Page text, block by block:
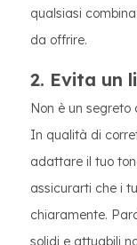
qualsiasi
da offrire.
2. Evita un
Non è un
In qualità di
adattare il tuo
assicurarti che i
chiaramente.
solidi e attuabili